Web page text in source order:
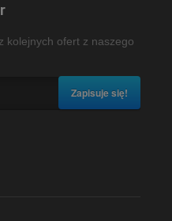
kolejnych ofert z naszego
Zapisuje się!